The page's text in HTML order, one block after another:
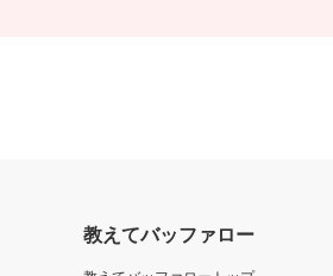
教えてバッファロー